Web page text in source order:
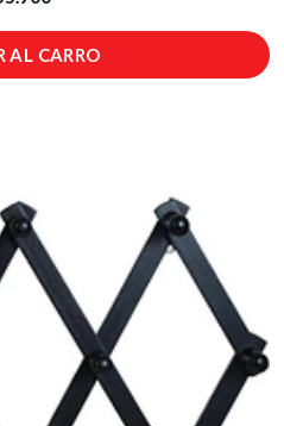
AL CARRO